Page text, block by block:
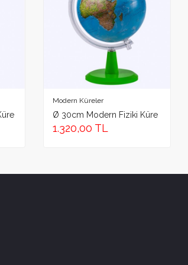
Modern Küreler
Ø 30cm Modern Fiziki Küre
1.320,00 TL